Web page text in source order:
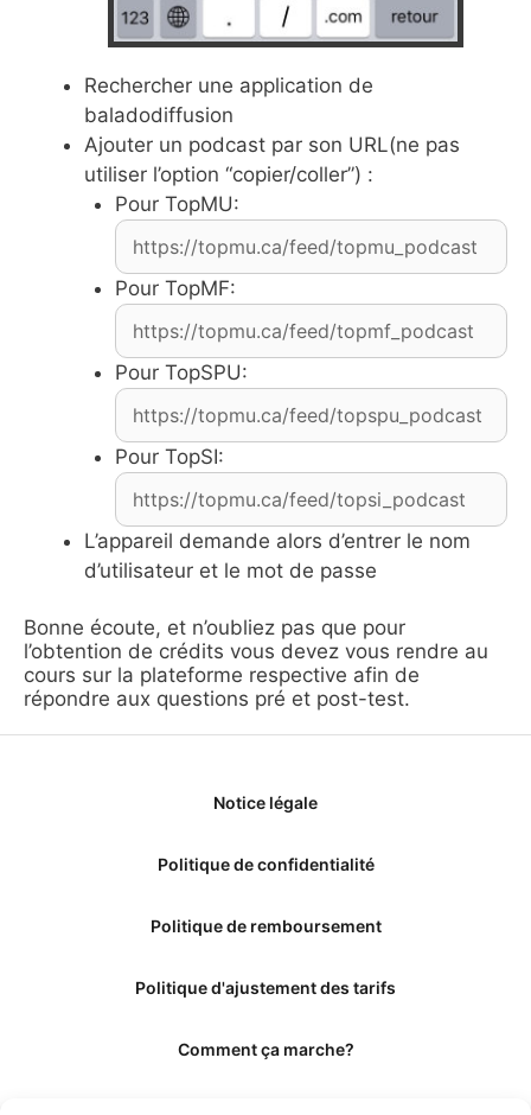
Rechercher une application de
baladodiffusion
Ajouter un podcast par son URL(ne pas
utiliser l’option “copier/coller”) :
Pour TopMU:
Pour TopMF:
Pour TopSPU:
Pour TopSI:
L’appareil demande alors d’entrer le nom
d’utilisateur et le mot de passe
Bonne écoute, et n’oubliez pas que pour
l’obtention de crédits vous devez vous rendre au
cours sur la plateforme respective afin de
répondre aux questions pré et post-test.
Notice légale
Politique de confidentialité
Politique de remboursement
Politique d'ajustement des tarifs
Comment ça marche?